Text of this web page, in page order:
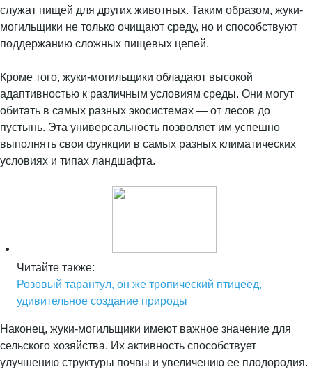
служат пищей для других животных. Таким образом, жуки-
могильщики не только очищают среду, но и способствуют
поддержанию сложных пищевых цепей.
Кроме того, жуки-могильщики обладают высокой
адаптивностью к различным условиям среды. Они могут
обитать в самых разных экосистемах — от лесов до
пустынь. Эта универсальность позволяет им успешно
выполнять свои функции в самых разных климатических
условиях и типах ландшафта.
Читайте также:
Розовый тарантул, он же тропический птицеед,
удивительное создание природы
Наконец, жуки-могильщики имеют важное значение для
сельского хозяйства. Их активность способствует
улучшению структуры почвы и увеличению ее плодородия.